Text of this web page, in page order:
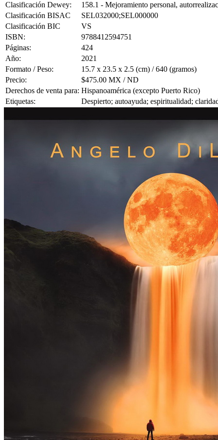
Clasificación Dewey:
158.1 - Mejoramiento personal,
Clasificación BISAC
SEL032000;SEL000000
Clasificación BIC
VS
ISBN:
9788412594751
Páginas:
424
Año:
2021
Formato / Peso:
15.7 x 23.5 x 2.5 (cm) / 640 (gramos)
Precio:
$475.00 MX / ND
Derechos de venta para: Hispanoamérica (excepto Puerto Rico)
Etiquetas:
Despierto; autoayuda; espiritualidad;